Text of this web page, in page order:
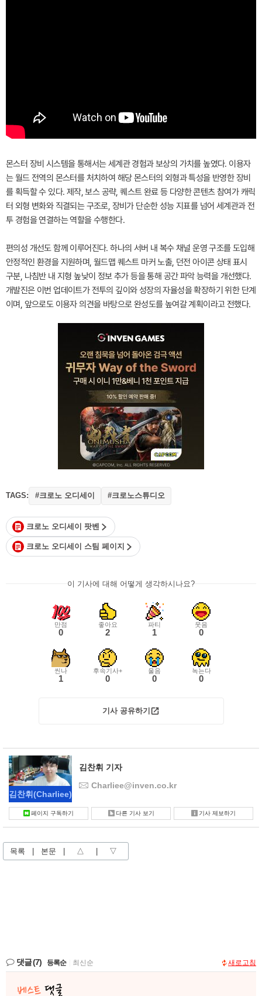
몬스터 장비 시스템을 통해서는 세계관 경험과 보상의 가치를 높였다. 이용자
는 월드 전역의 몬스터를 처치하여 해당 몬스터의 외형과 특성을 반영한 장비
를 획득할 수 있다. 제작, 보스 공략, 퀘스트 완료 등 다양한 콘텐츠 참여가 캐릭
터 외형 변화와 직결되는 구조로, 장비가 단순한 성능 지표를 넘어 세계관과 전
투 경험을 연결하는 역할을 수행한다.
편의성 개선도 함께 이루어진다. 하나의 서버 내 복수 채널 운영 구조를 도입해
안정적인 환경을 지원하며, 월드맵 퀘스트 마커 노출, 던전 아이콘 상태 표시
구분, 나침반 내 지형 높낮이 정보 추가 등을 통해 공간 파악 능력을 개선했다.
개발진은 이번 업데이트가 전투의 깊이와 성장의 자율성을 확장하기 위한 단계
이며, 앞으로도 이용자 의견을 바탕으로 완성도를 높여갈 계획이라고 전했다.
TAGS: #크로노 오디세이 #크로노스튜디오
크로노 오디세이 팟벤
크로노 오디세이 스팀 페이지
이 기사에 대해 어떻게 생각하시나요?
만점
0
좋아요
2
파티
1
웃음
0
씬나
1
후속기사+
0
울음
0
녹는다
0
기사 공유하기
김찬휘(Charliee)
김찬휘 기자
Charliee@inven.co.kr
페이지 구독하기 다른 기사 보기 기사 제보하기
목록 | 본문 | △ | ▽
댓글(7) 등록순 최신순 새로고침